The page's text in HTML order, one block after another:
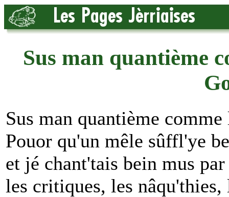
Sus man quantième
Sus man quantième
Pouor qu'un mêle sûffl'ye
et jé chant'tais bein mus
les critiques, les